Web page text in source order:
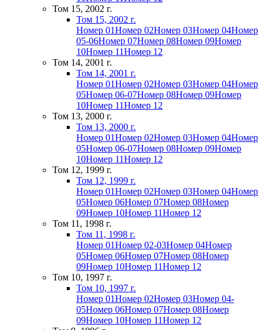
Том 15, 2002 г.
Том 15, 2002 г.
Номер 01Номер 02Номер 03Номер 04Номер
05-06Номер 07Номер 08Номер 09Номер
10Номер 11Номер 12
Том 14, 2001 г.
Том 14, 2001 г.
Номер 01Номер 02Номер 03Номер 04Номер
05Номер 06-07Номер 08Номер 09Номер
10Номер 11Номер 12
Том 13, 2000 г.
Том 13, 2000 г.
Номер 01Номер 02Номер 03Номер 04Номер
05Номер 06-07Номер 08Номер 09Номер
10Номер 11Номер 12
Том 12, 1999 г.
Том 12, 1999 г.
Номер 01Номер 02Номер 03Номер 04Номер
05Номер 06Номер 07Номер 08Номер
09Номер 10Номер 11Номер 12
Том 11, 1998 г.
Том 11, 1998 г.
Номер 01Номер 02-03Номер 04Номер
05Номер 06Номер 07Номер 08Номер
09Номер 10Номер 11Номер 12
Том 10, 1997 г.
Том 10, 1997 г.
Номер 01Номер 02Номер 03Номер 04-
05Номер 06Номер 07Номер 08Номер
09Номер 10Номер 11Номер 12